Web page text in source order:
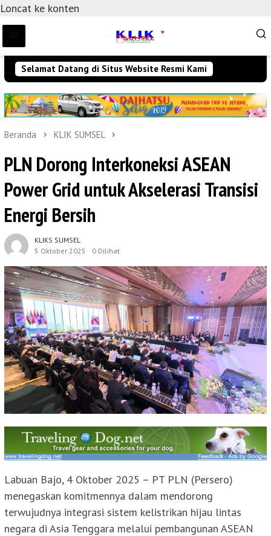
Loncat ke konten
Selamat Datang di Situs Website Resmi Kami
Beranda KLIK SUMSEL
PLN Dorong Interkoneksi ASEAN
Power Grid untuk Akselerasi Transisi
Energi Bersih
KLIKS SUMSEL
5 Oktober 2025
0 Dilihat
Labuan Bajo, 4 Oktober 2025 – PT PLN (Persero)
menegaskan komitmennya dalam mendorong
terwujudnya integrasi sistem kelistrikan hijau lintas
negara di Asia Tenggara melalui pembangunan ASEAN